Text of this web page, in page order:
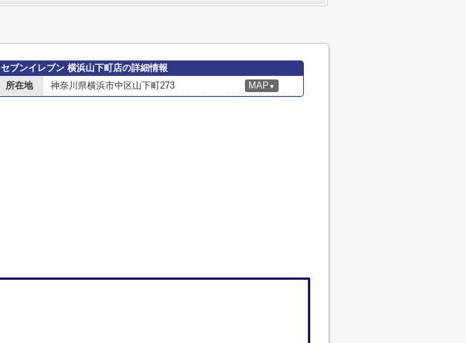
セブンイレブン 横浜山下町店の詳細情報
所在地
神奈川県横浜市中区山下町273 MAP ▼